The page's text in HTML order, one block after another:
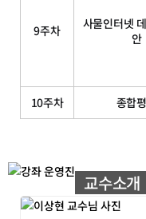
9주차
사물인터넷
안
10주차
종합
교수소개